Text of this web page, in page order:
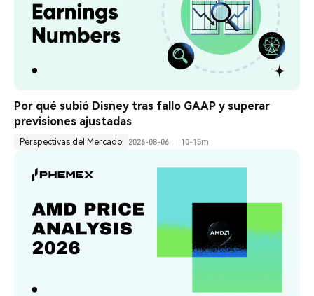
Por qué subió Disney tras fallo GAAP y superar
previsiones ajustadas
Perspectivas del Mercado 2026-08-06 10-15m